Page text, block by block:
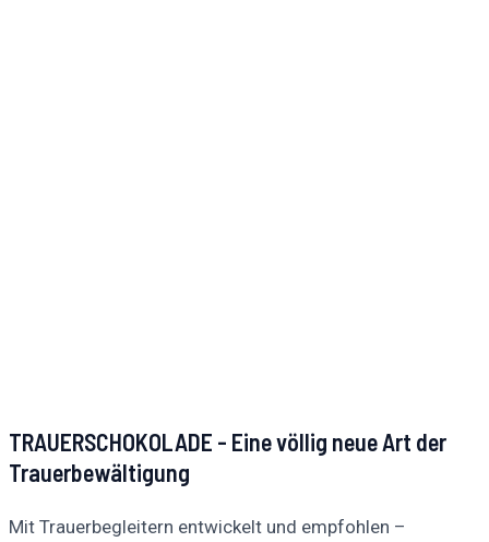
TRAUERSCHOKOLADE - Eine völlig neue Art der
Trauerbewältigung
Mit Trauerbegleitern entwickelt und empfohlen –